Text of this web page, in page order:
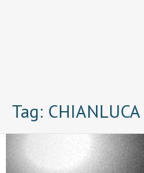
Tag: CHIANLUCA